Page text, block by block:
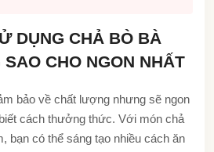
DỤNG CHẢ BÒ BÀ
CHO NGON NHẤT
bảo về chất lượng nhưng sẽ ngon
cách thưởng thức. Với món chả
bạn có thể sáng tạo nhiều cách ăn